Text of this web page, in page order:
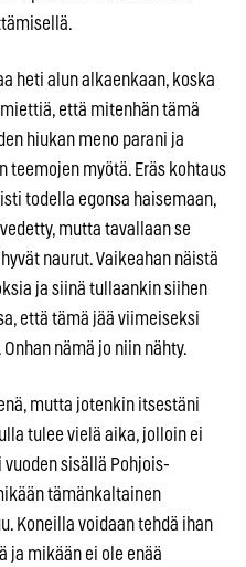
heti alun alkaenkaan, koska
että mitenhän tämä
hiukan meno parani ja
teemojen myötä. Eräs kohtaus
todella egonsa haisemaan,
mutta tavallaan se
naurut. Vaikeahan näistä
ja siinä tullaankin siihen
että tämä jää viimeiseksi
nämä jo niin nähty.
mutta jotenkin itsestäni
tulee vielä aika, jolloin ei
sisällä Pohjois-
tämänkaltainen
Koneilla voidaan tehdä ihan
ja mikään ei ole enää